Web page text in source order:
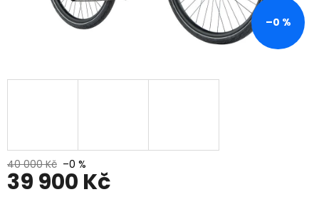
–0 %
40 000 Kč –0 %
39 900 Kč